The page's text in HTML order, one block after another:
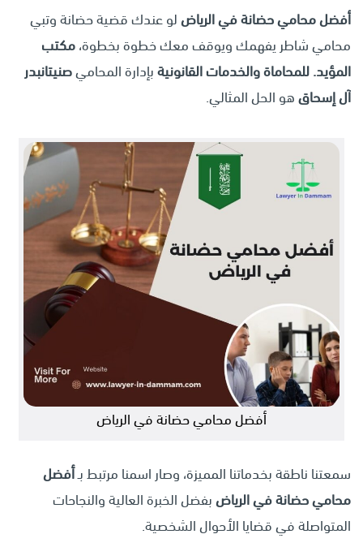
أفضل محامي حضانة في الرياضلو عندك قضية حضانة وتبي
محامي شاطر يفهمك ويوقف معك خطوة بخطوة،مكتب
المؤيد. للمحاماة والخدمات القانونيةبإدارة المحاميصنيتانبدر
آل إسحاقهو الحل المثالي.
أفضل محامي حضانة في الرياض
سمعتنا ناطقة بخدماتنا المميزة، وصار اسمنا مرتبط بـأفضل
محامي حضانة في الرياضبفضل الخبرة العالية والنجاحات
المتواصلة في قضايا الأحوال الشخصية.